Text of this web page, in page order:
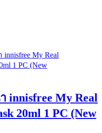
My Real
20ml 1 PC (New